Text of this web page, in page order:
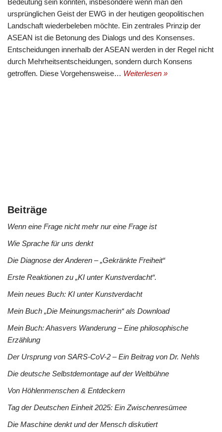
Bedeutung sein könnten, insbesondere wenn man den
ursprünglichen Geist der EWG in der heutigen geopolitischen
Landschaft wiederbeleben möchte. Ein zentrales Prinzip der
ASEAN ist die Betonung des Dialogs und des Konsenses.
Entscheidungen innerhalb der ASEAN werden in der Regel nicht
durch Mehrheitsentscheidungen, sondern durch Konsens
getroffen. Diese Vorgehensweise… Weiterlesen »
Beiträge
Wenn eine Frage nicht mehr nur eine Frage ist
Wie Sprache für uns denkt
Die Diagnose der Anderen – „Gekränkte Freiheit“
Erste Reaktionen zu „KI unter Kunstverdacht“.
Mein neues Buch: KI unter Kunstverdacht
Mein Buch „Die Meinungsmacherin“ als Download
Mein Buch: Ahasvers Wanderung – Eine philosophische
Erzählung
Der Ursprung von SARS-CoV-2 – Ein Beitrag von Dr. Nehls
Die deutsche Selbstdemontage auf der Weltbühne
Von Höhlenmenschen & Entdeckern
Tag der Deutschen Einheit 2025: Ein Zwischenresümee
Die Maschine denkt und der Mensch diskutiert